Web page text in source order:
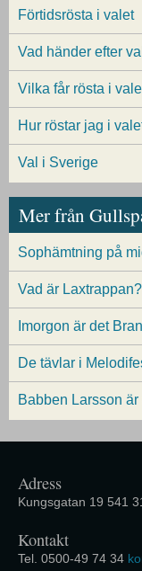
Förtidsrösta i valet
Vad händer efter
Vilka får rösta i
Hur röstar jag i
Val i Sverige
Mer från
Sophämtning på
Vad är Laxtrappan?
Imorgon är det
De tävlar i
Babben Larsson är
Adress
Kungsgatan 19 541
Kontakt
Tel. 0500-49 74 34